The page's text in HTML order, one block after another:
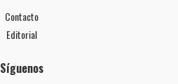
Contacto
Editorial
Síguenos